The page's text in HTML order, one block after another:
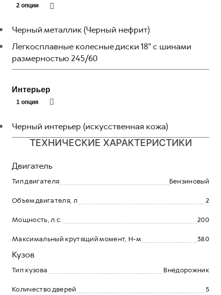
2 опции
Черный металлик (Черный нефрит)
Легкосплавные колесные диски 18" с шинами
размерностью 245/60
Интерьер
1 опция
Черный интерьер (искусственная кожа)
ТЕХНИЧЕСКИЕ ХАРАКТЕРИСТИКИ
Двигатель
Тип двигателя Бензиновый
Объем двигателя, л 2
Мощность, л.с. 200
Максимальный крутящий момент, Н-м 380
Кузов
Тип кузова Внедорожник
Количество дверей 5